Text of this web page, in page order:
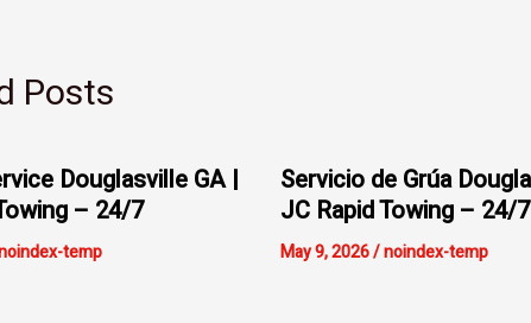
Posts
Douglasville GA |
– 24/7
temp
Servicio de Grúa
JC Rapid Towing – 24/7
May 9, 2026/noindex-temp